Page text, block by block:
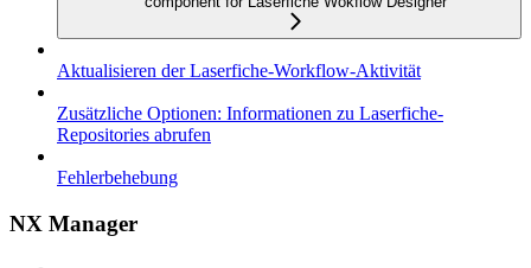
Aktualisieren der Laserfiche-Workflow-Aktivität
Zusätzliche Optionen: Informationen zu Laserfiche-
Repositories abrufen
Fehlerbehebung
NX Manager